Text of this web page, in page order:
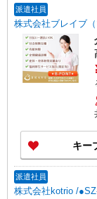
派遣社員
株式会社ブレイブ
キー
派遣社員
株式会社kotrio /